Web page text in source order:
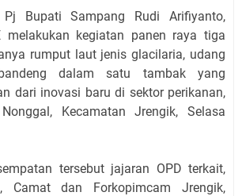
Pj Bupati Sampang Rudi Arifiyanto,
melakukan kegiatan panen raya tiga
rumput laut jenis glacilaria, udang
dalam satu tambak yang
dari inovasi baru di sektor perikanan,
Kecamatan Jrengik, Selasa
tersebut jajaran OPD terkait,
Camat dan Forkopimcam Jrengik,